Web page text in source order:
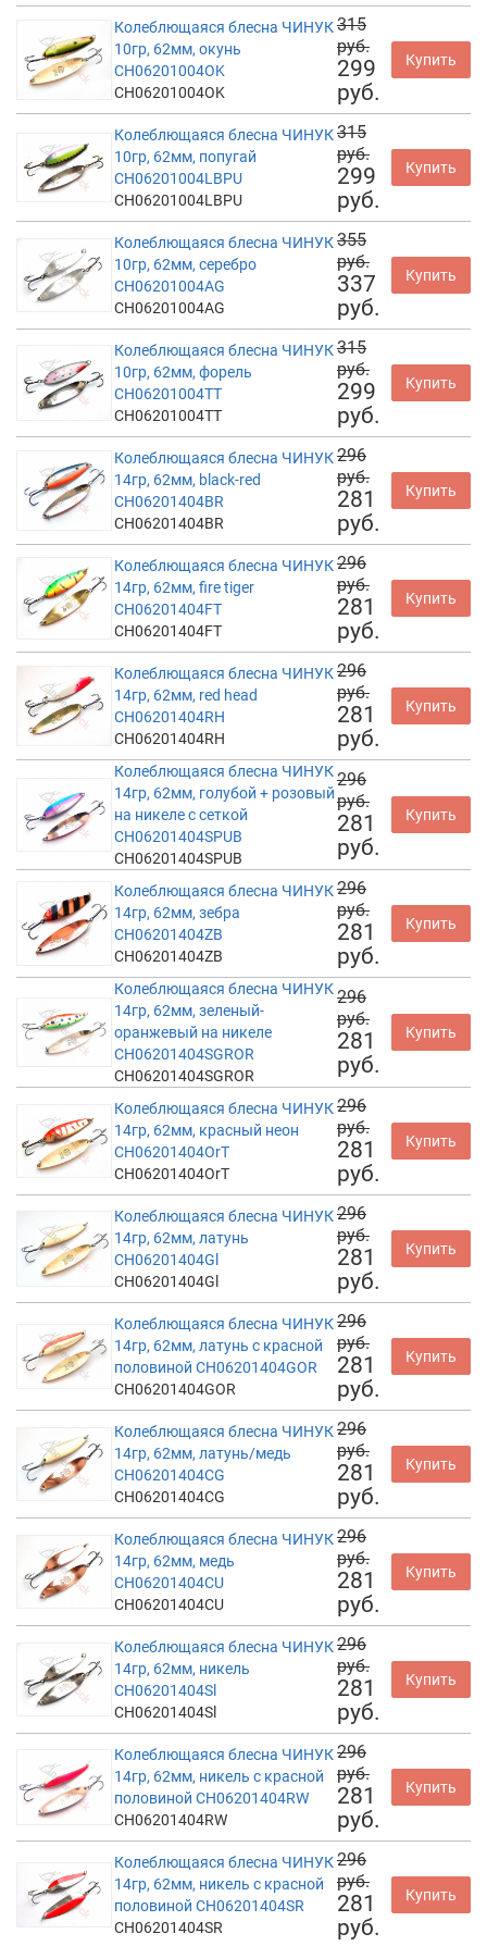
Колеблющаяся блесна ЧИНУК
10гр, 62мм, окунь
CH06201004OK
CH06201004OK
315
руб.
299
руб.
Купить
Колеблющаяся блесна ЧИНУК
10гр, 62мм, попугай
CH06201004LBPU
CH06201004LBPU
315
руб.
299
руб.
Купить
Колеблющаяся блесна ЧИНУК
10гр, 62мм, серебро
CH06201004AG
CH06201004AG
355
руб.
337
руб.
Купить
Колеблющаяся блесна ЧИНУК
10гр, 62мм, форель
CH06201004TT
CH06201004TT
315
руб.
299
руб.
Купить
Колеблющаяся блесна ЧИНУК
14гр, 62мм, black-red
CH06201404BR
CH06201404BR
296
руб.
281
руб.
Купить
Колеблющаяся блесна ЧИНУК
14гр, 62мм, fire tiger
CH06201404FT
CH06201404FT
296
руб.
281
руб.
Купить
Колеблющаяся блесна ЧИНУК
14гр, 62мм, red head
CH06201404RH
CH06201404RH
296
руб.
281
руб.
Купить
Колеблющаяся блесна ЧИНУК
14гр, 62мм, голубой + розовый
на никеле с сеткой
CH06201404SPUB
CH06201404SPUB
296
руб.
281
руб.
Купить
Колеблющаяся блесна ЧИНУК
14гр, 62мм, зебра
CH06201404ZB
CH06201404ZB
296
руб.
281
руб.
Купить
Колеблющаяся блесна ЧИНУК
14гр, 62мм, зеленый-
оранжевый на никеле
CH06201404SGROR
CH06201404SGROR
296
руб.
281
руб.
Купить
Колеблющаяся блесна ЧИНУК
14гр, 62мм, красный неон
CH06201404OrT
CH06201404OrT
296
руб.
281
руб.
Купить
Колеблющаяся блесна ЧИНУК
14гр, 62мм, латунь
CH06201404Gl
CH06201404Gl
296
руб.
281
руб.
Купить
Колеблющаяся блесна ЧИНУК
14гр, 62мм, латунь с красной
половиной CH06201404GOR
CH06201404GOR
296
руб.
281
руб.
Купить
Колеблющаяся блесна ЧИНУК
14гр, 62мм, латунь/медь
CH06201404CG
CH06201404CG
296
руб.
281
руб.
Купить
Колеблющаяся блесна ЧИНУК
14гр, 62мм, медь
CH06201404CU
CH06201404CU
296
руб.
281
руб.
Купить
Колеблющаяся блесна ЧИНУК
14гр, 62мм, никель
CH06201404Sl
CH06201404Sl
296
руб.
281
руб.
Купить
Колеблющаяся блесна ЧИНУК
14гр, 62мм, никель с красной
половиной CH06201404RW
CH06201404RW
296
руб.
281
руб.
Купить
Колеблющаяся блесна ЧИНУК
14гр, 62мм, никель с красной
половиной CH06201404SR
CH06201404SR
296
руб.
281
руб.
Купить